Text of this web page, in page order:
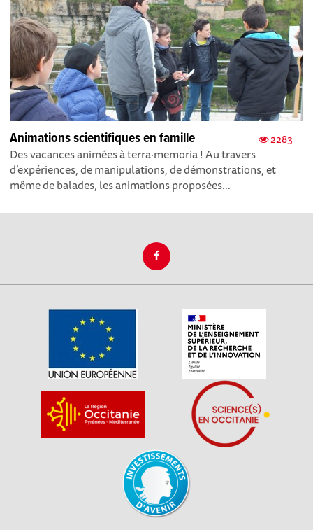
2283
Animations scientifiques en famille
Des vacances animées à terra·memoria ! Au travers
d’expériences, de manipulations, de démonstrations, et
même de balades, les animations proposées...